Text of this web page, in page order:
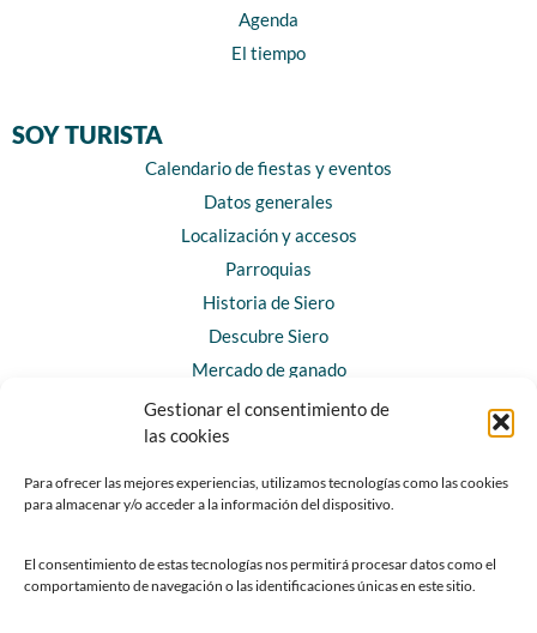
Gestionar el consentimiento de
las cookies
Para ofrecer las mejores experiencias, utilizamos tecnologías como las cookies
para almacenar y/o acceder a la información del dispositivo.
El consentimiento de estas tecnologías nos permitirá procesar datos como el
comportamiento de navegación o las identificaciones únicas en este sitio.
Agenda
El tiempo
SOY TURISTA
Calendario de fiestas y eventos
Datos generales
Localización y accesos
Parroquias
Historia de Siero
Descubre Siero
Mercado de ganado
Rutas y sendas
CONTACTO
Horarios y contacto
Formulario de contacto